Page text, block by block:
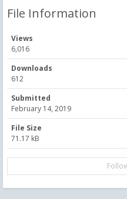
File Information
Views
6,016
Downloads
612
Submitted
February 14, 2019
File Size
71.17 kB